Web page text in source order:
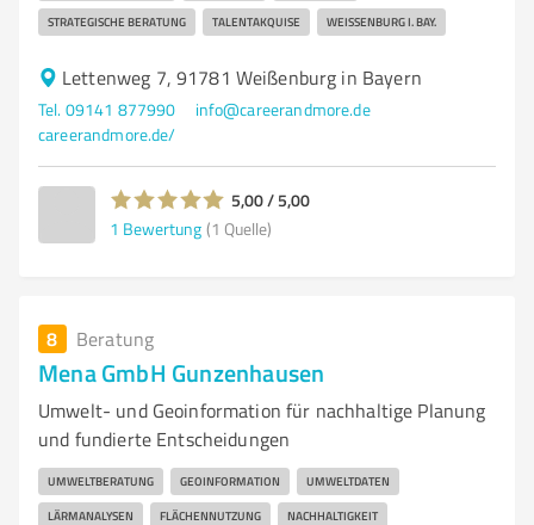
STRATEGISCHE BERATUNG TALENTAKQUISE WEISSENBURG I. BAY.
Lettenweg 7, 91781 Weißenburg in Bayern
Tel. 09141 877990
info@careerandmore.de
careerandmore.de/
5,00 / 5,00
1 Bewertung (1 Quelle)
8 Beratung
Mena GmbH Gunzenhausen
Umwelt- und Geoinformation für nachhaltige Planung
und fundierte Entscheidungen
UMWELTBERATUNG GEOINFORMATION UMWELTDATEN
LÄRMANALYSEN FLÄCHENNUTZUNG NACHHALTIGKEIT